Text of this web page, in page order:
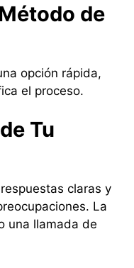
de
opción rápida,
el proceso.
Tu
claras y
La
una llamada de